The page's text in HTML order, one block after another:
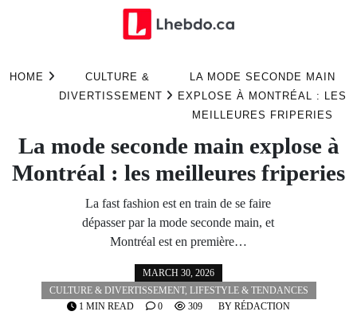
HOME
CULTURE &
DIVERTISSEMENT
LA MODE SECONDE MAIN
EXPLOSE À MONTRÉAL : LES
MEILLEURES FRIPERIES
La mode seconde main explose à
Montréal : les meilleures friperies
La fast fashion est en train de se faire
dépasser par la mode seconde main, et
Montréal est en première…
MARCH 30, 2026
CULTURE & DIVERTISSEMENT, LIFESTYLE & TENDANCES
BY RÉDACTION
1 MIN READ 0 309